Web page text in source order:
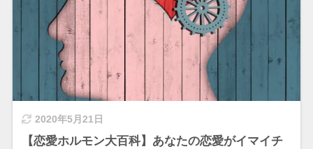
2020年5月21日
【恋愛ホルモン大百科】あなたの恋愛がイマイチ